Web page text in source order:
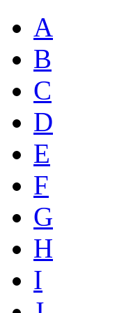
A
B
C
D
E
F
G
H
I